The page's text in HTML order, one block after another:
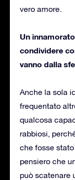
vero amore.
Un
condividere
vanno dalla
Anche la sola
frequentato
qualcosa
rabbiosi,
che fosse
pensiero che
può scatenare